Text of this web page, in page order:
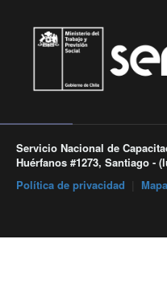
Servicio Nacional de
Huérfanos #1273, Santiago -
Política de privacidad